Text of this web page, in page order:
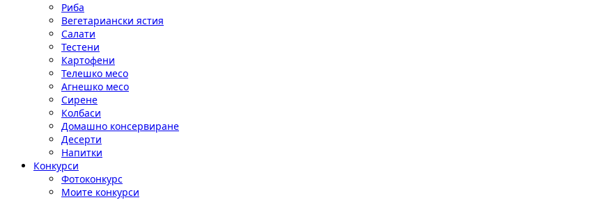
Риба
Вегетариански ястия
Салати
Тестени
Картофени
Телешко месо
Агнешко месо
Сирене
Колбаси
Домашно консервиране
Десерти
Напитки
Конкурси
Фотоконкурс
Моите конкурси